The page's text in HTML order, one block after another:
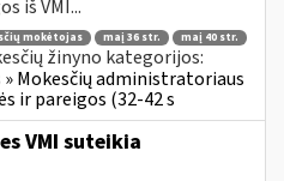
iš VMI...
mokėtojas maį 36 str.
maį 40 str.
žinyno kategorijos:
Mokesčių administratoriaus
ir pareigos (32-42 s
VMI suteikia